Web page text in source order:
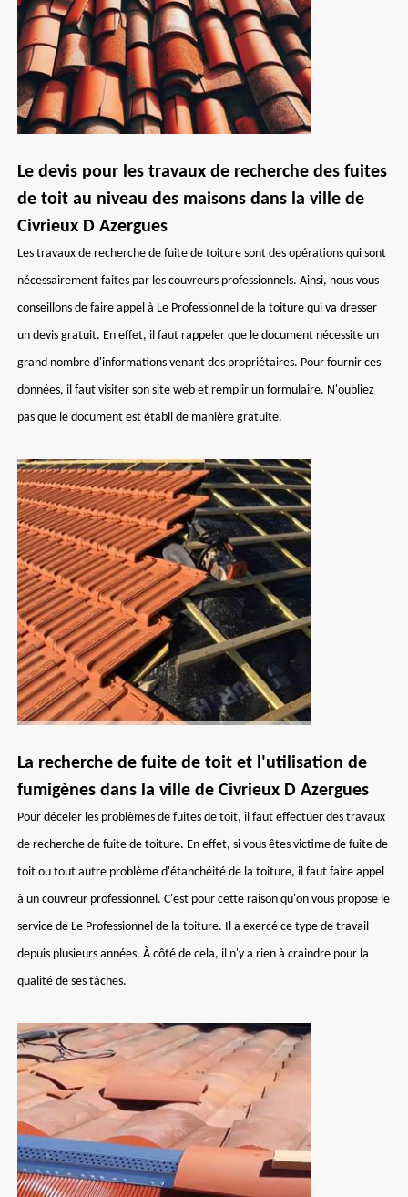
Le devis pour les travaux de recherche des fuites
de toit au niveau des maisons dans la ville de
Civrieux D Azergues
Les travaux de recherche de fuite de toiture sont des opérations qui sont
nécessairement faites par les couvreurs professionnels. Ainsi, nous vous
conseillons de faire appel à Le Professionnel de la toiture qui va dresser
un devis gratuit. En effet, il faut rappeler que le document nécessite un
grand nombre d'informations venant des propriétaires. Pour fournir ces
données, il faut visiter son site web et remplir un formulaire. N'oubliez
pas que le document est établi de manière gratuite.
La recherche de fuite de toit et l'utilisation de
fumigènes dans la ville de Civrieux D Azergues
Pour déceler les problèmes de fuites de toit, il faut effectuer des travaux
de recherche de fuite de toiture. En effet, si vous êtes victime de fuite de
toit ou tout autre problème d'étanchéité de la toiture, il faut faire appel
à un couvreur professionnel. C'est pour cette raison qu'on vous propose le
service de Le Professionnel de la toiture. Il a exercé ce type de travail
depuis plusieurs années. À côté de cela, il n'y a rien à craindre pour la
qualité de ses tâches.